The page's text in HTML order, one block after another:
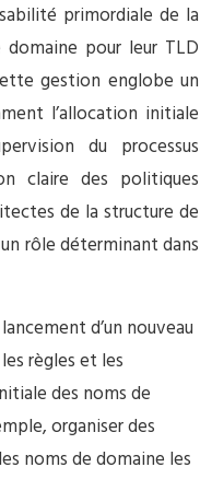
primordiale de la
pour leur TLD
gestion englobe un
l’allocation initiale
du processus
claire des politiques
de la structure de
rôle déterminant dans
d’un nouveau
règles et les
des noms de
organiser des
noms de domaine les